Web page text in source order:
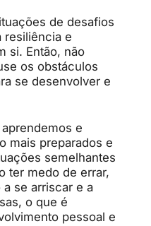
de desafios
resiliência e
si. Então, não
os obstáculos
se desenvolver e
e
mais preparados e
semelhantes
ter medo de errar,
se arriscar e a
o que é
pessoal e